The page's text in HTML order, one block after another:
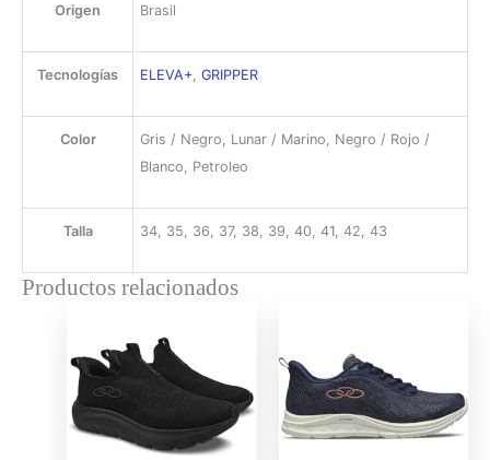
Origen Brasil
Tecnologías ELEVA+, GRIPPER
Color
Gris / Negro, Lunar / Marino, Negro / Rojo /
Blanco, Petroleo
Talla 34, 35, 36, 37, 38, 39, 40, 41, 42, 43
Productos relacionados